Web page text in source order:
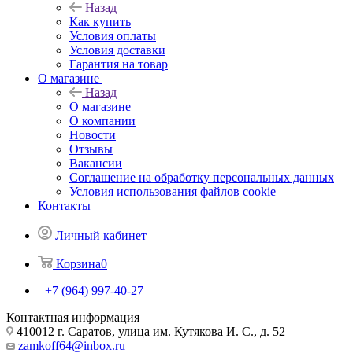
Назад
Как купить
Условия оплаты
Условия доставки
Гарантия на товар
О магазине
Назад
О магазине
О компании
Новости
Отзывы
Вакансии
Соглашение на обработку персональных данных
Условия использования файлов cookie
Контакты
Личный кабинет
Корзина0
+7 (964) 997-40-27
Контактная информация
410012 г. Саратов, улица им. Кутякова И. С., д. 52
zamkoff64@inbox.ru